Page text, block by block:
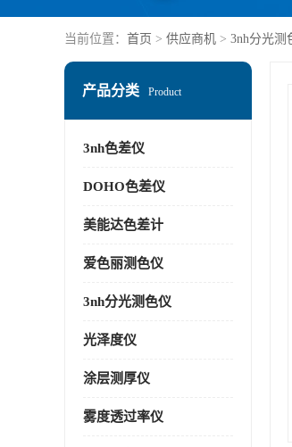
当前位置： 首页 > 供应商机 > 3nh分光测
产品分类 Product
3nh色差仪
DOHO色差仪
美能达色差计
爱色丽测色仪
3nh分光测色仪
光泽度仪
涂层测厚仪
雾度透过率仪